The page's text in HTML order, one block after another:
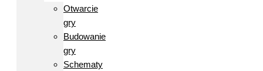
Otwarcie
gry
Budowanie
gry
Schematy